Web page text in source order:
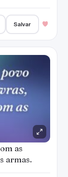
Salvar
as
armas.